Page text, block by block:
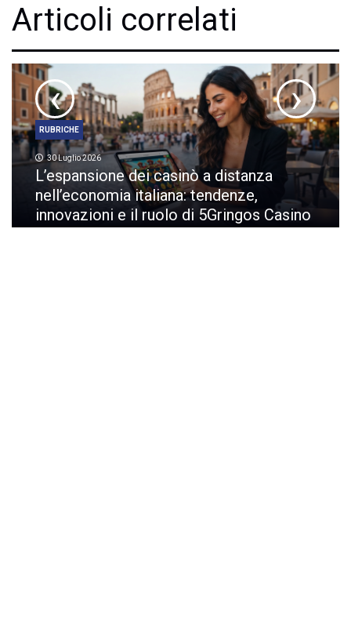
Articoli correlati
RUBRICHE
30 Luglio 2026
L’espansione dei casinò a distanza
nell’economia italiana: tendenze,
innovazioni e il ruolo di 5Gringos Casino
‹ ›